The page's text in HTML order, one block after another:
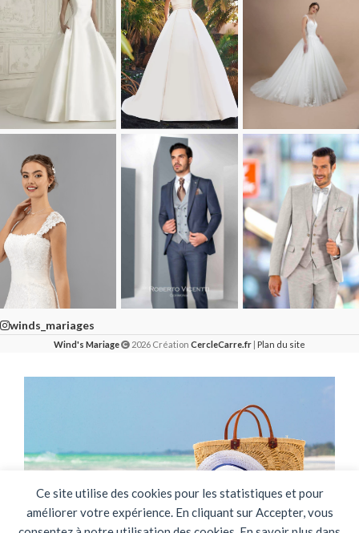
Ce site utilise des cookies pour les statistiques et pour
améliorer votre expérience. En cliquant sur Accepter, vous
winds_mariages
Wind's Mariage 2026 Création CercleCarre.fr Plan du site